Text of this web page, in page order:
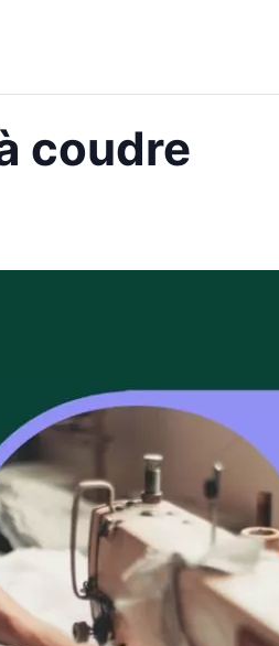
coudre